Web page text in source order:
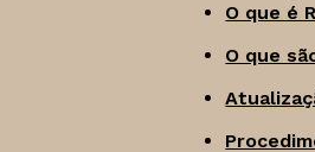
O que é
O que